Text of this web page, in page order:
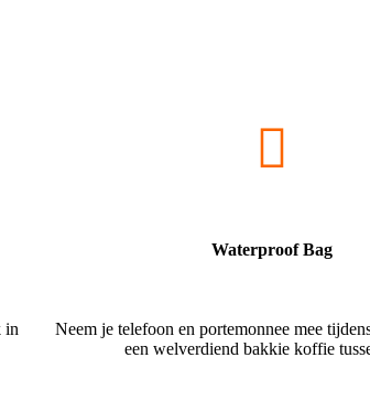
in
Waterproof Bag
Neem je telefoon en portemonnee mee
een welverdiend bakkie koffie